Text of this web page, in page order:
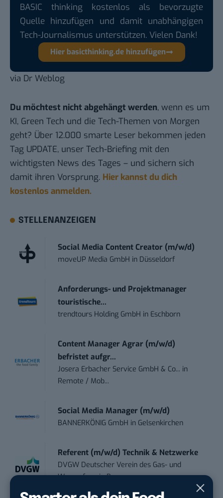
BASIC thinking kostenlos als bevorzugte
Quelle hinzufügen und damit unabhängigen
Tech-Journalismus unterstützen. Vielen Dank!
Hier basicthinking.de hinzufügen
via Dr Weblog
Du möchtest nicht abgehängt werden, wenn es um
KI, Green Tech und die Tech-Themen von Morgen
geht? Über 12.000 smarte Leser bekommen jeden
Tag UPDATE, unser Tech-Briefing mit den
wichtigsten News des Tages – und sichern sich
damit ihren Vorsprung. Hier kannst du dich
kostenlos anmelden.
STELLENANZEIGEN
Social Media Content Creator (m/w/d)
moveUP Media GmbH in Düsseldorf
Anforderungs- und Projektmanager
touristische...
trendtours Holding GmbH in Eschborn
Content Manager Agrar (m/w/d)
befristet aufgr...
Josera Erbacher Service GmbH & Co... in
Remote / Mob...
Social Media Manager (m/w/d)
BANNERKÖNIG GmbH in Gelsenkirchen
Referent (m/w/d) Technik & Netzwerke
DVGW Deutscher Verein des Gas- und
Wasserfac...inBonn